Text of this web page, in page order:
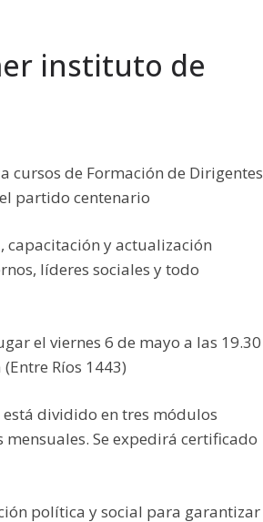
instituto de
cursos de Formación de Dirigentes
partido centenario
capacitación y actualización
líderes sociales y todo
el viernes 6 de mayo a las 19.30
Ríos 1443)
dividido en tres módulos
Se expedirá certificado
política y social para garantizar